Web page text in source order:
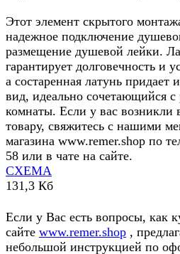
Этот элемент скрытого
надежное подключение
размещение душевой лейки.
гарантирует долговечность и
а состаренная латунь
вид, идеально сочетающийся с
комнаты. Если у вас возникли
товару, свяжитесь с нашими
магазина www.remer.shop по
58 или в чате на сайте.
СХЕМА
131,3 Кб
Если у Вас есть вопросы, как
сайте www.remer.shop ,
небольшой инструкцией по